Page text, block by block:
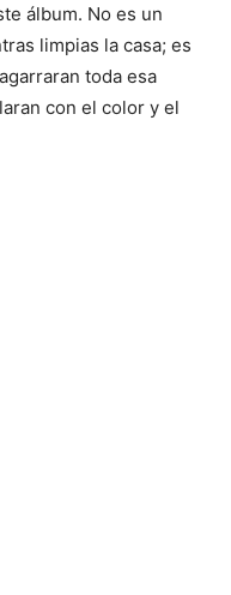
álbum. No es un
limpias la casa; es
toda esa
con el color y el